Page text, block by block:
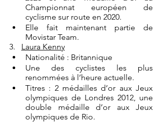
Championnat européen de
cyclisme sur route en 2020.
Elle fait maintenant partie de
Movistar Team.
3. Laura Kenny
Nationalité : Britannique
Une des cyclistes les plus
renommées à l’heure actuelle.
Titres : 2 médailles d’or aux Jeux
olympiques de Londres 2012, une
double médaille d’or aux Jeux
olympiques de Rio.